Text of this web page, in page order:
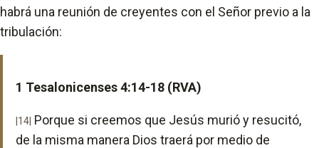
habrá una reunión de creyentes con el Señor previo a la
tribulación:
1 Tesalonicenses 4:14-18 (RVA)
|14| Porque si creemos que Jesús murió y resucitó,
de la misma manera Dios traerá por medio de